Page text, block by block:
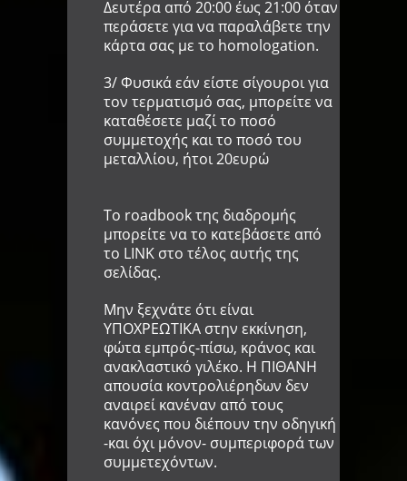
Δευτέρα από 20:00 έως 21:00 όταν
περάσετε για να παραλάβετε την
κάρτα σας με το homologation.
3/ Φυσικά εάν είστε σίγουροι για
τον τερματισμό σας, μπορείτε να
καταθέσετε μαζί το ποσό
συμμετοχής και το ποσό του
μεταλλίου, ήτοι 20ευρώ
To roadbook της διαδρομής
μπορείτε να το κατεβάσετε από
το LINK στο τέλος αυτής της
σελίδας.
Μην ξεχνάτε ότι είναι
ΥΠΟΧΡΕΩΤΙΚΑ στην εκκίνηση,
φώτα εμπρός-πίσω, κράνος και
ανακλαστικό γιλέκο. Η ΠΙΘΑΝΗ
απουσία κοντρολιέρηδων δεν
αναιρεί κανέναν από τους
κανόνες που διέπουν την οδηγική
-και όχι μόνον- συμπεριφορά των
συμμετεχόντων.